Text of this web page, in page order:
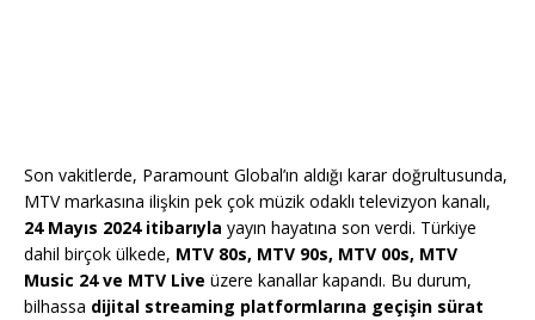
Son vakitlerde, Paramount Global’ın aldığı karar doğrultusunda,
MTV markasına ilişkin pek çok müzik odaklı televizyon kanalı,
24 Mayıs 2024 itibarıyla yayın hayatına son verdi. Türkiye
dahil birçok ülkede, MTV 80s, MTV 90s, MTV 00s, MTV
Music 24 ve MTV Live üzere kanallar kapandı. Bu durum,
bilhassa dijital streaming platformlarına geçişin sürat